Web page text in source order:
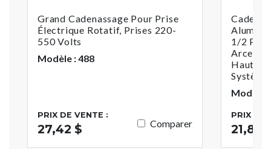
Grand Cadenassage Pour Prise
Électrique Rotatif, Prises 220-
550 Volts
Modèle : 488
PRIX DE VENTE :
27,42 $ Comparer
1/2 Po
Arceau
Haut,
Modèle :
PRIX DE
21,84